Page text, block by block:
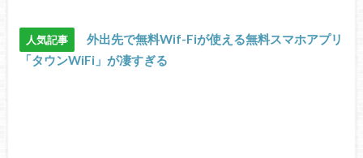
人気記事
外出先で無料Wif-Fiが使える無料スマホアプリ
「タウンWiFi」が凄すぎる